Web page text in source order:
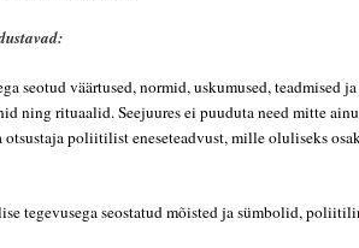
seotud väärtused, normid, uskumused, teadmised
ning rituaalid. Seejuures ei puuduta need mitte
poliitilist eneseteadvust, mille oluliseks
tegevusega seostatud mõisted ja sümbolid,